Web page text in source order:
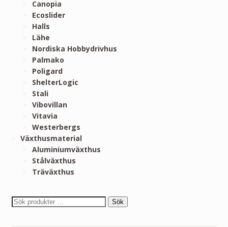
Canopia
Ecoslider
Halls
Lähe
Nordiska Hobbydrivhus
Palmako
Poligard
ShelterLogic
Stali
Vibovillan
Vitavia
Westerbergs
Växthusmaterial
Aluminiumväxthus
Stålväxthus
Träväxthus
Sök